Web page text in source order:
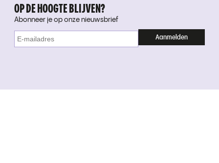
OP DE HOOGTE BLIJVEN?
Abonneer je op onze nieuwsbrief